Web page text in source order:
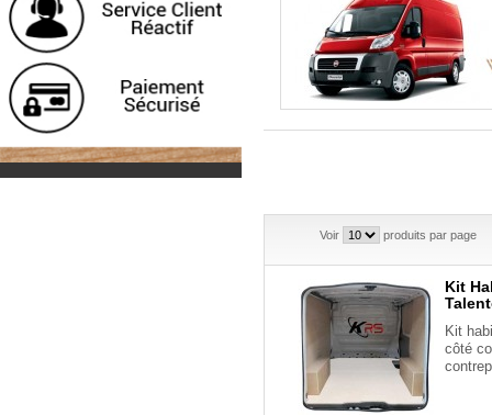
Voir produits par page
Kit
Kit
côté